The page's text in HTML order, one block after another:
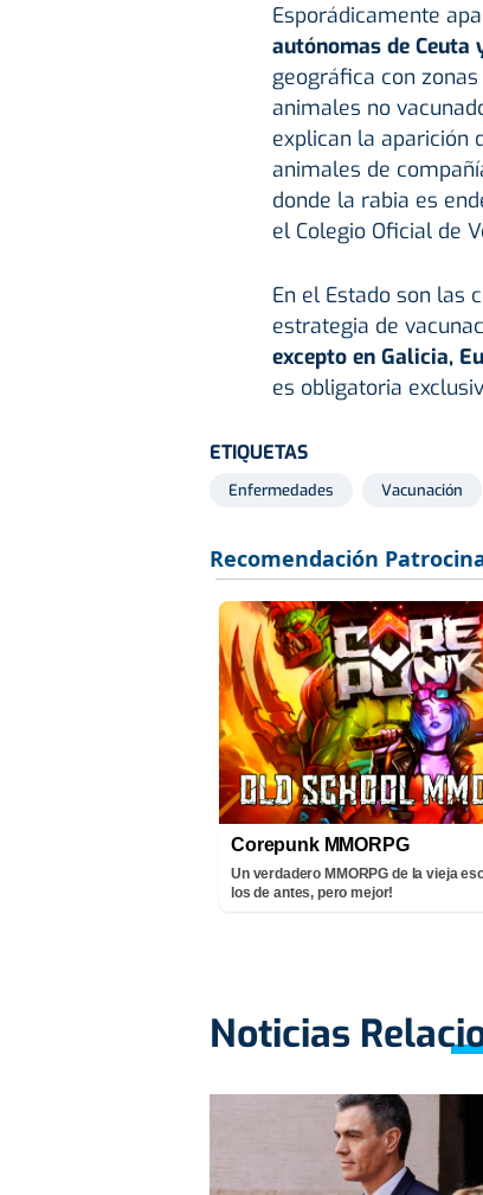
Esporádicamente
autónomas de Ceuta
geográfica con
animales no
explican la aparición
animales de
donde la rabia es
el Colegio Oficial de
En el Estado son las
estrategia de
excepto en Galicia,
es obligatoria
ETIQUETAS
Enfermedades Vacunación
Corepunk MMORPG
Un verdadero MMORPG de la vieja
los de antes, pero mejor!
Noticias